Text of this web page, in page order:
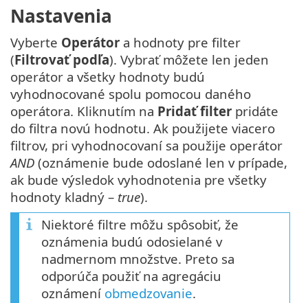
Nastavenia
Vyberte Operátor a hodnoty pre filter
(Filtrovať podľa). Vybrať môžete len jeden
operátor a všetky hodnoty budú
vyhodnocované spolu pomocou daného
operátora. Kliknutím na Pridať filter pridáte
do filtra novú hodnotu. Ak použijete viacero
filtrov, pri vyhodnocovaní sa použije operátor
AND (oznámenie bude odoslané len v prípade,
ak bude výsledok vyhodnotenia pre všetky
hodnoty kladný – true).
Niektoré filtre môžu spôsobiť, že
oznámenia budú odosielané v
nadmernom množstve. Preto sa
odporúča použiť na agregáciu
oznámení obmedzovanie.